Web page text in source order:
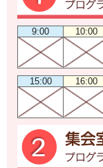
9:00 10:00
15:00 16:00